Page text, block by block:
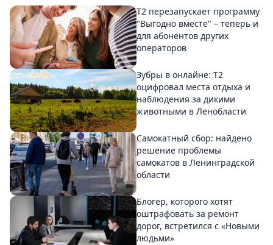
Т2 перезапускает программу
"Выгодно вместе" – теперь и
для абонентов других
операторов
Зубры в онлайне: Т2
оцифровал места отдыха и
наблюдения за дикими
животными в Ленобласти
Самокатный сбор: найдено
решение проблемы
самокатов в Ленинградской
области
Блогер, которого хотят
оштрафовать за ремонт
дорог, встретился с «Новыми
людьми»